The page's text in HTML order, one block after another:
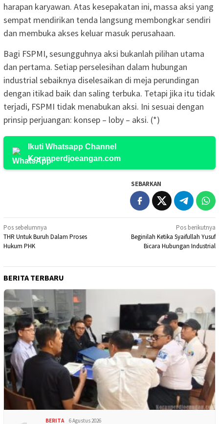
harapan karyawan. Atas kesepakatan ini, massa aksi yang
sempat mendirikan tenda langsung membongkar sendiri
dan membuka akses keluar masuk perusahaan.
Bagi FSPMI, sesungguhnya aksi bukanlah pilihan utama
dan pertama. Setiap perselesihan dalam hubungan
industrial sebaiknya diselesaikan di meja perundingan
dengan itikad baik dan saling terbuka. Tetapi jika itu tidak
terjadi, FSPMI tidak menabukan aksi. Ini sesuai dengan
prinsip perjuangan: konsep – loby – aksi. (*)
Ikuti Whatsapp Channel
Koranperdjoeangan.com
SEBARKAN
Navigasi
pos
Pos sebelumnya
THR Untuk Buruh Dalam Proses
Hukum PHK
Pos berikutnya
Beginilah Ketika Syaifullah Yusuf
Bicara Hubungan Industrial
BERITA TERBARU
BERITA 6 Agustus 2026